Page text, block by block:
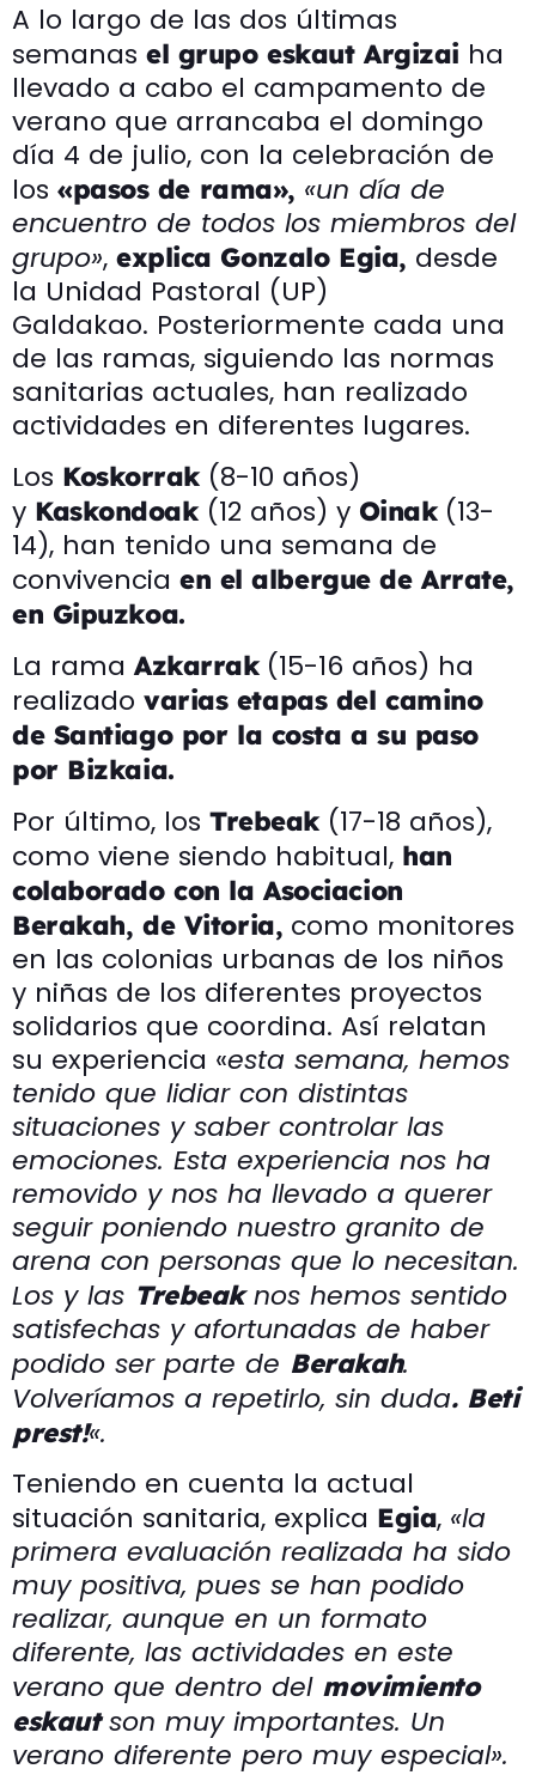
A lo largo de las dos últimas
semanas el grupo eskaut Argizai ha
llevado a cabo el campamento de
verano que arrancaba el domingo
día 4 de julio, con la celebración de
los «pasos de rama», «un día de
encuentro de todos los miembros del
grupo», explica Gonzalo Egia, desde
la Unidad Pastoral (UP)
Galdakao. Posteriormente cada una
de las ramas, siguiendo las normas
sanitarias actuales, han realizado
actividades en diferentes lugares.
Los Koskorrak(8-10 años)
y Kaskondoak(12 años) y Oinak(13-
14), han tenido una semana de
convivencia en el albergue de Arrate,
en Gipuzkoa.
La rama Azkarrak(15-16 años) ha
realizado varias etapas del camino
de Santiago por la costa a su paso
por Bizkaia.
Por último, los Trebeak(17-18 años),
como viene siendo habitual, han
colaborado con la Asociacion
Berakah, de Vitoria, como monitores
en las colonias urbanas de los niños
y niñas de los diferentes proyectos
solidarios que coordina. Así relatan
su experiencia «esta semana, hemos
tenido que lidiar con distintas
situaciones y saber controlar las
emociones. Esta experiencia nos ha
removido y nos ha llevado a querer
seguir poniendo nuestro granito de
arena con personas que lo necesitan.
Los y las Trebeaknos hemos sentido
satisfechas y afortunadas de haber
podido ser parte de Berakah.
Volveríamos a repetirlo, sin duda. Beti
prest!«.
Teniendo en cuenta la actual
situación sanitaria, explica Egia, «la
primera evaluación realizada ha sido
muy positiva, pues se han podido
realizar, aunque en un formato
diferente, las actividades en este
verano que dentro del movimiento
eskautson muy importantes. Un
verano diferente pero muy especial».